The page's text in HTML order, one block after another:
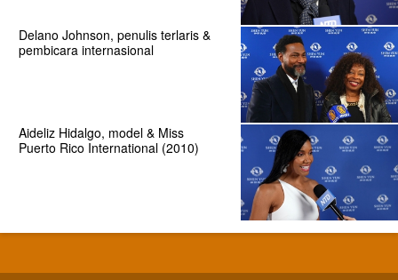
Delano Johnson, penulis terlaris &
pembicara internasional
Aideliz Hidalgo, model & Miss
Puerto Rico International (2010)